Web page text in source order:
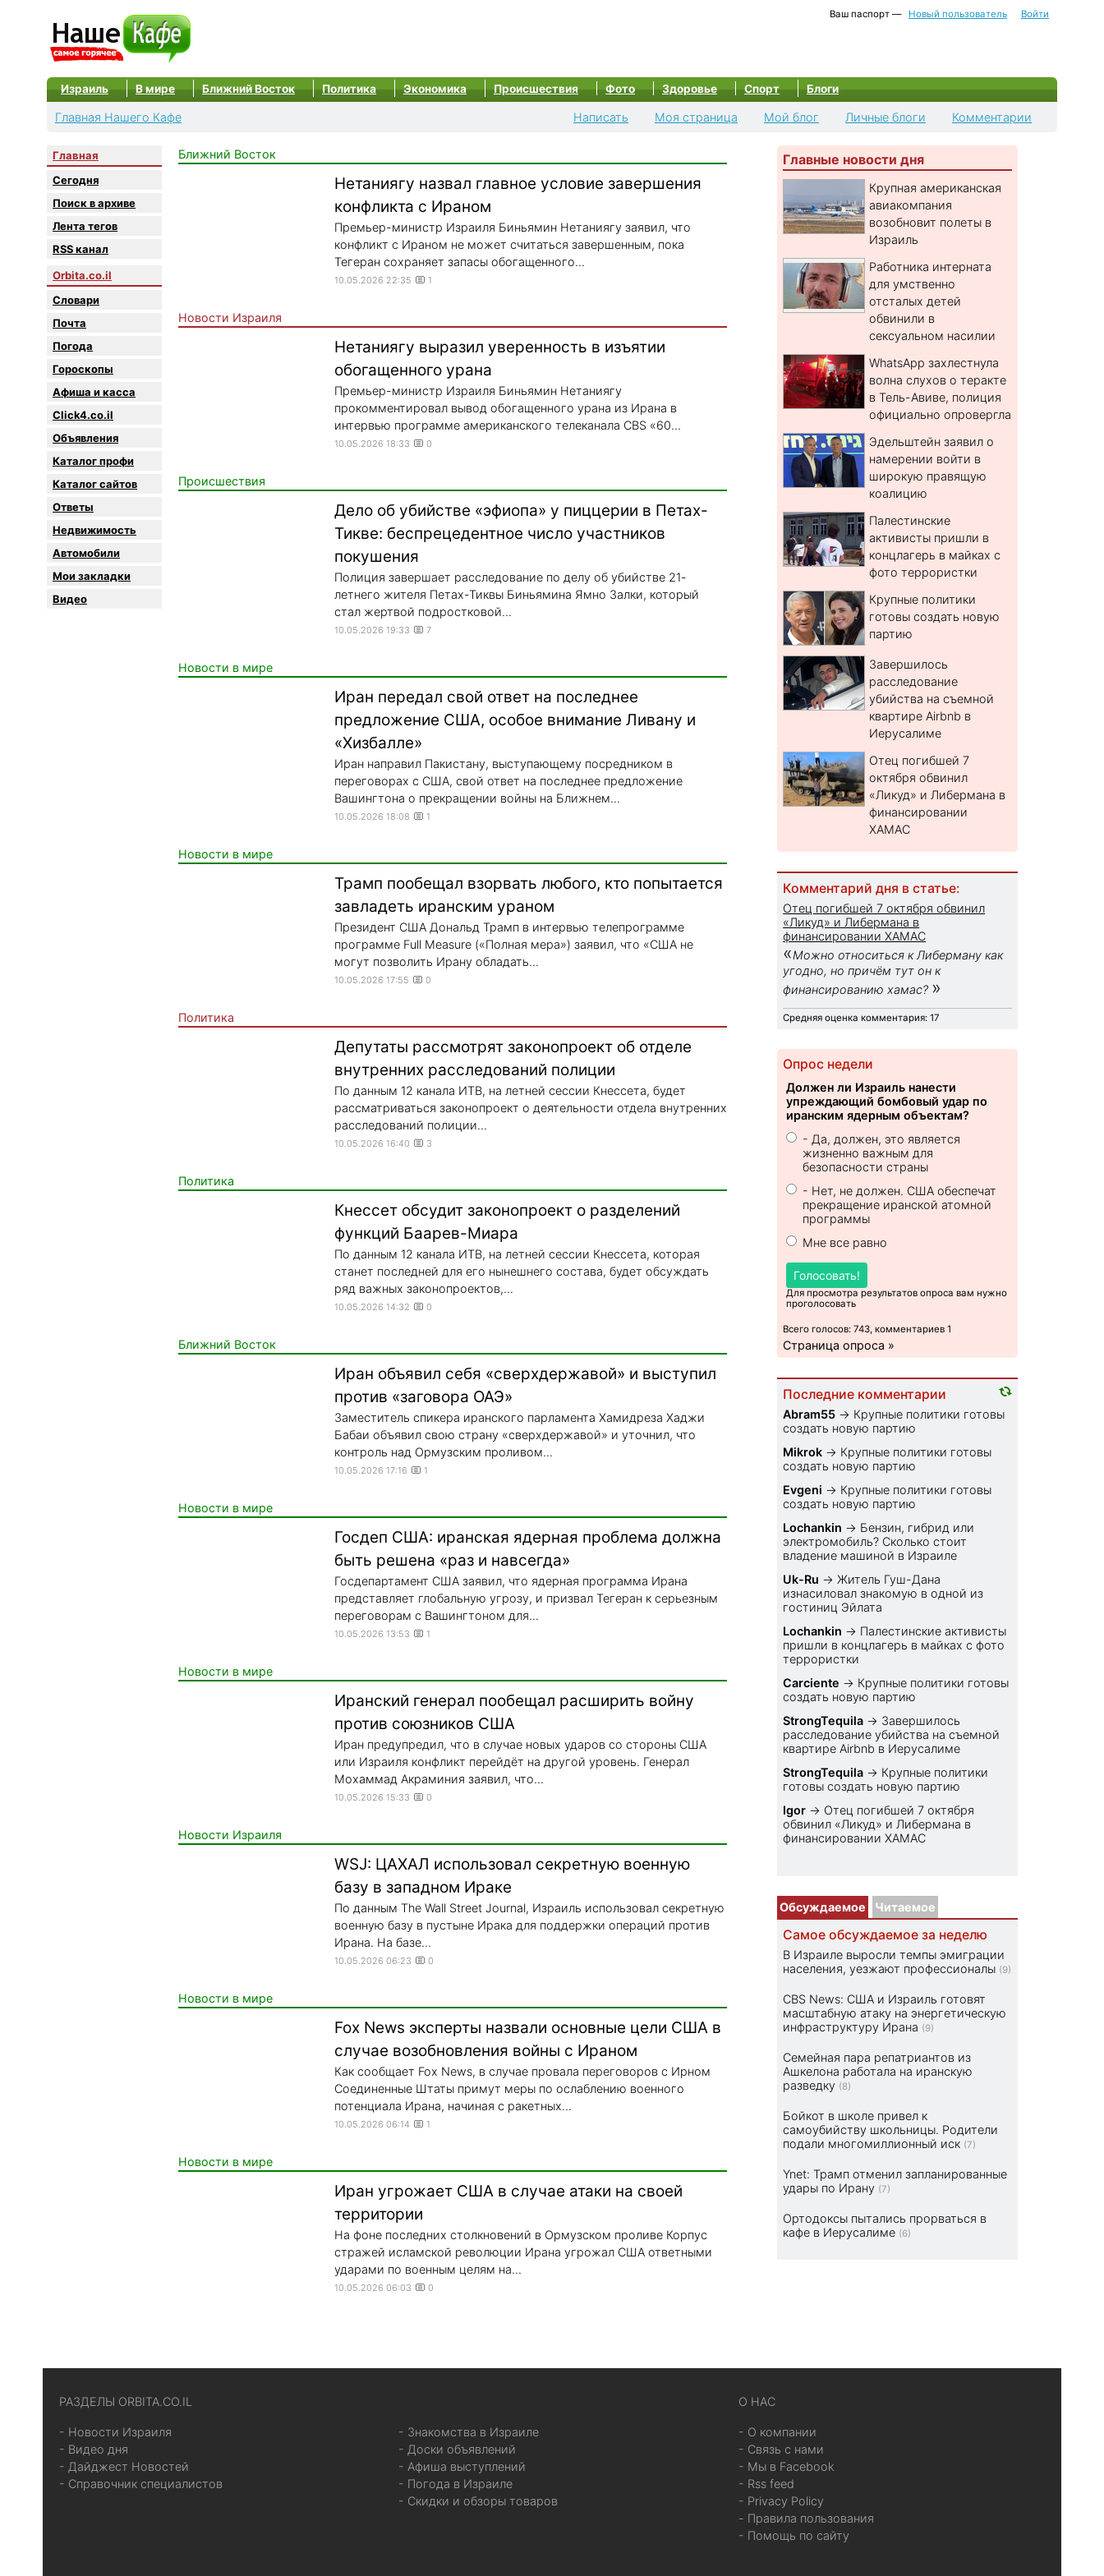
Ваш паспорт — Новый пользователь Войти
Израиль В мире Ближний Восток Политика Экономика Происшествия Фото Здоровье Спорт Блоги
Главная Нашего Кафе Написать Моя страница Мой блог Личные блоги Комментарии
Главная
Сегодня
Поиск в архиве
Лента тегов
RSS канал
Orbita.co.il
Словари
Почта
Погода
Гороскопы
Афиша и касса
Click4.co.il
Объявления
Каталог профи
Каталог сайтов
Oтветы
Недвижимость
Автомобили
Мои закладки
Видео
Ближний Восток
Нетаниягу назвал главное условие завершения
конфликта с Ираном
Премьер-министр Израиля Биньямин Нетаниягу заявил, что
конфликт с Ираном не может считаться завершенным, пока
Тегеран сохраняет запасы обогащенного...
10.05.2026 22:35 1
Новости Израиля
Нетаниягу выразил уверенность в изъятии
обогащенного урана
Премьер-министр Израиля Биньямин Нетаниягу
прокомментировал вывод обогащенного урана из Ирана в
интервью программе американского телеканала CBS «60...
10.05.2026 18:33 0
Происшествия
Дело об убийстве «эфиопа» у пиццерии в Петах-
Тикве: беспрецедентное число участников
покушения
Полиция завершает расследование по делу об убийстве 21-
летнего жителя Петах-Тиквы Биньямина Ямно Залки, который
стал жертвой подростковой...
10.05.2026 19:33 7
Новости в мире
Иран передал свой ответ на последнее
предложение США, особое внимание Ливану и
«Хизбалле»
Иран направил Пакистану, выступающему посредником в
переговорах с США, свой ответ на последнее предложение
Вашингтона о прекращении войны на Ближнем...
10.05.2026 18:08 1
Новости в мире
Трамп пообещал взорвать любого, кто попытается
завладеть иранским ураном
Президент США Дональд Трамп в интервью телепрограмме
программе Full Measure («Полная мера») заявил, что «США не
могут позволить Ирану обладать...
10.05.2026 17:55 0
Политика
Депутаты рассмотрят законопроект об отделе
внутренних расследований полиции
По данным 12 канала ИТВ, на летней сессии Кнессета, будет
рассматриваться законопроект о деятельности отдела внутренних
расследований полиции...
10.05.2026 16:40 3
Политика
Кнессет обсудит законопроект о разделений
функций Баарев-Миара
По данным 12 канала ИТВ, на летней сессии Кнессета, которая
станет последней для его нынешнего состава, будет обсуждать
ряд важных законопроектов,...
10.05.2026 14:32 0
Ближний Восток
Иран объявил себя «сверхдержавой» и выступил
против «заговора ОАЭ»
Заместитель спикера иранского парламента Хамидреза Хаджи
Бабаи объявил свою страну «сверхдержавой» и уточнил, что
контроль над Ормузским проливом...
10.05.2026 17:16 1
Новости в мире
Госдеп США: иранская ядерная проблема должна
быть решена «раз и навсегда»
Госдепартамент США заявил, что ядерная программа Ирана
представляет глобальную угрозу, и призвал Тегеран к серьезным
переговорам с Вашингтоном для...
10.05.2026 13:53 1
Новости в мире
Иранский генерал пообещал расширить войну
против союзников США
Иран предупредил, что в случае новых ударов со стороны США
или Израиля конфликт перейдёт на другой уровень. Генерал
Мохаммад Акраминия заявил, что...
10.05.2026 15:33 0
Новости Израиля
WSJ: ЦАХАЛ использовал секретную военную
базу в западном Ираке
По данным The Wall Street Journal, Израиль использовал секретную
военную базу в пустыне Ирака для поддержки операций против
Ирана. На базе...
10.05.2026 06:23 0
Новости в мире
Fox News эксперты назвали основные цели США в
случае возобновления войны с Ираном
Как сообщает Fox News, в случае провала переговоров с Ирном
Соединенные Штаты примут меры по ослаблению военного
потенциала Ирана, начиная с ракетных...
10.05.2026 06:14 1
Новости в мире
Иран угрожает США в случае атаки на своей
территории
На фоне последних столкновений в Ормузском проливе Корпус
стражей исламской революции Ирана угрожал США ответными
ударами по военным целям на...
10.05.2026 06:03 0
Главные новости дня
Крупная американская
авиакомпания
возобновит полеты в
Израиль
Работника интерната
для умственно
отсталых детей
обвинили в
сексуальном насилии
WhatsApp захлестнула
волна слухов о теракте
в Тель-Авиве, полиция
официально опровергла
Эдельштейн заявил о
намерении войти в
широкую правящую
коалицию
Палестинские
активисты пришли в
концлагерь в майках с
фото террористки
Крупные политики
готовы создать новую
партию
Завершилось
расследование
убийства на съемной
квартире Airbnb в
Иерусалиме
Отец погибшей 7
октября обвинил
«Ликуд» и Либермана в
финансировании
ХАМАС
Комментарий дня в статье:
Отец погибшей 7 октября обвинил
«Ликуд» и Либермана в
финансировании ХАМАС
«Можно относиться к Либерману как
угодно, но причём тут он к
финансированию хамас? »
Средняя оценка комментария: 17
Опрос недели
Должен ли Израиль нанести
упреждающий бомбовый удар по
иранским ядерным объектам?
- Да, должен, это является
жизненно важным для
безопасности страны
- Нет, не должен. США обеспечат
прекращение иранской атомной
программы
Мне все равно
Голосовать!
Для просмотра результатов опроса вам нужно
проголосовать
Всего голосов: 743, комментариев 1
Страница опроса »
Последние комментарии
Abram55 → Крупные политики готовы
создать новую партию
Mikrok → Крупные политики готовы
создать новую партию
Evgeni → Крупные политики готовы
создать новую партию
Lochankin → Бензин, гибрид или
электромобиль? Cколько стоит
владение машиной в Израиле
Uk-Ru → Житель Гуш-Дана
изнасиловал знакомую в одной из
гостиниц Эйлата
Lochankin → Палестинские активисты
пришли в концлагерь в майках с фото
террористки
Carciente → Крупные политики готовы
создать новую партию
StrongTequila → Завершилось
расследование убийства на съемной
квартире Airbnb в Иерусалиме
StrongTequila → Крупные политики
готовы создать новую партию
Igor → Отец погибшей 7 октября
обвинил «Ликуд» и Либермана в
финансировании ХАМАС
Обсуждаемое Читаемое
Самое обсуждаемое за неделю
В Израиле выросли темпы эмиграции
населения, уезжают профессионалы (9)
CBS News: США и Израиль готовят
масштабную атаку на энергетическую
инфраструктуру Ирана (9)
Семейная пара репатриантов из
Ашкелона работала на иранскую
разведку (8)
Бойкот в школе привел к
самоубийству школьницы. Родители
подали многомиллионный иск (7)
Ynet: Трамп отменил запланированные
удары по Ирану (7)
Ортодоксы пытались прорваться в
кафе в Иерусалиме (6)
РАЗДЕЛЫ ORBITA.CO.IL
- Новости Израиля
- Видео дня
- Дайджест Новостей
- Справочник специалистов
- Знакомства в Израиле
- Доски объявлений
- Афиша выступлений
- Погода в Израиле
- Скидки и обзоры товаров
О НАС
- О компании
- Связь с нами
- Мы в Facebook
- Rss feed
- Privacy Policy
- Правила пользования
- Помощь по сайту